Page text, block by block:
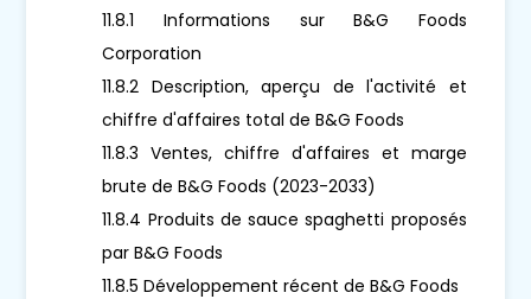
11.8.1 Informations sur B&G Foods
Corporation
11.8.2 Description, aperçu de l'activité et
chiffre d'affaires total de B&G Foods
11.8.3 Ventes, chiffre d'affaires et marge
brute de B&G Foods (2023-2033)
11.8.4 Produits de sauce spaghetti proposés
par B&G Foods
11.8.5 Développement récent de B&G Foods